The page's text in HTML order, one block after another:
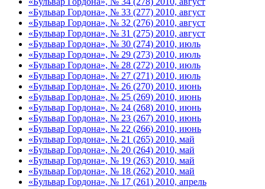
«Бульвар Гордона», № 33 (277) 2010, август
«Бульвар Гордона», № 32 (276) 2010, август
«Бульвар Гордона», № 31 (275) 2010, август
«Бульвар Гордона», № 30 (274) 2010, июль
«Бульвар Гордона», № 29 (273) 2010, июль
«Бульвар Гордона», № 28 (272) 2010, июль
«Бульвар Гордона», № 27 (271) 2010, июль
«Бульвар Гордона», № 26 (270) 2010, июнь
«Бульвар Гордона», № 25 (269) 2010, июнь
«Бульвар Гордона», № 24 (268) 2010, июнь
«Бульвар Гордона», № 23 (267) 2010, июнь
«Бульвар Гордона», № 22 (266) 2010, июнь
«Бульвар Гордона», № 21 (265) 2010, май
«Бульвар Гордона», № 20 (264) 2010, май
«Бульвар Гордона», № 19 (263) 2010, май
«Бульвар Гордона», № 18 (262) 2010, май
«Бульвар Гордона», № 17 (261) 2010, апрель